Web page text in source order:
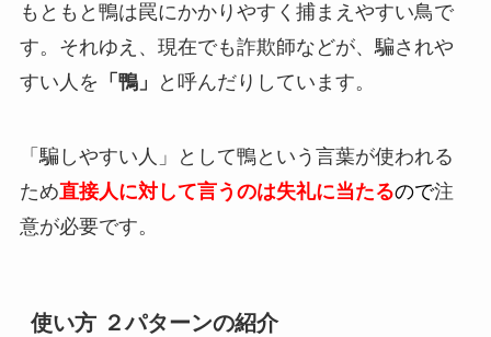
もともと鴨は罠にかかりやすく捕まえやすい鳥で
す。それゆえ、現在でも詐欺師などが、騙されや
すい人を 「鴨」 と呼んだりしています。
「騙しやすい人」として鴨という言葉が使われる
ため直接人に対して言うのは失礼に当たるので注
意が必要です。
使い方 ２パターンの紹介